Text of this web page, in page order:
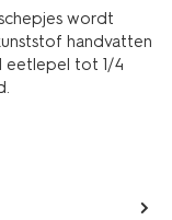
wordt
handvatten
eetlepel tot 1/4